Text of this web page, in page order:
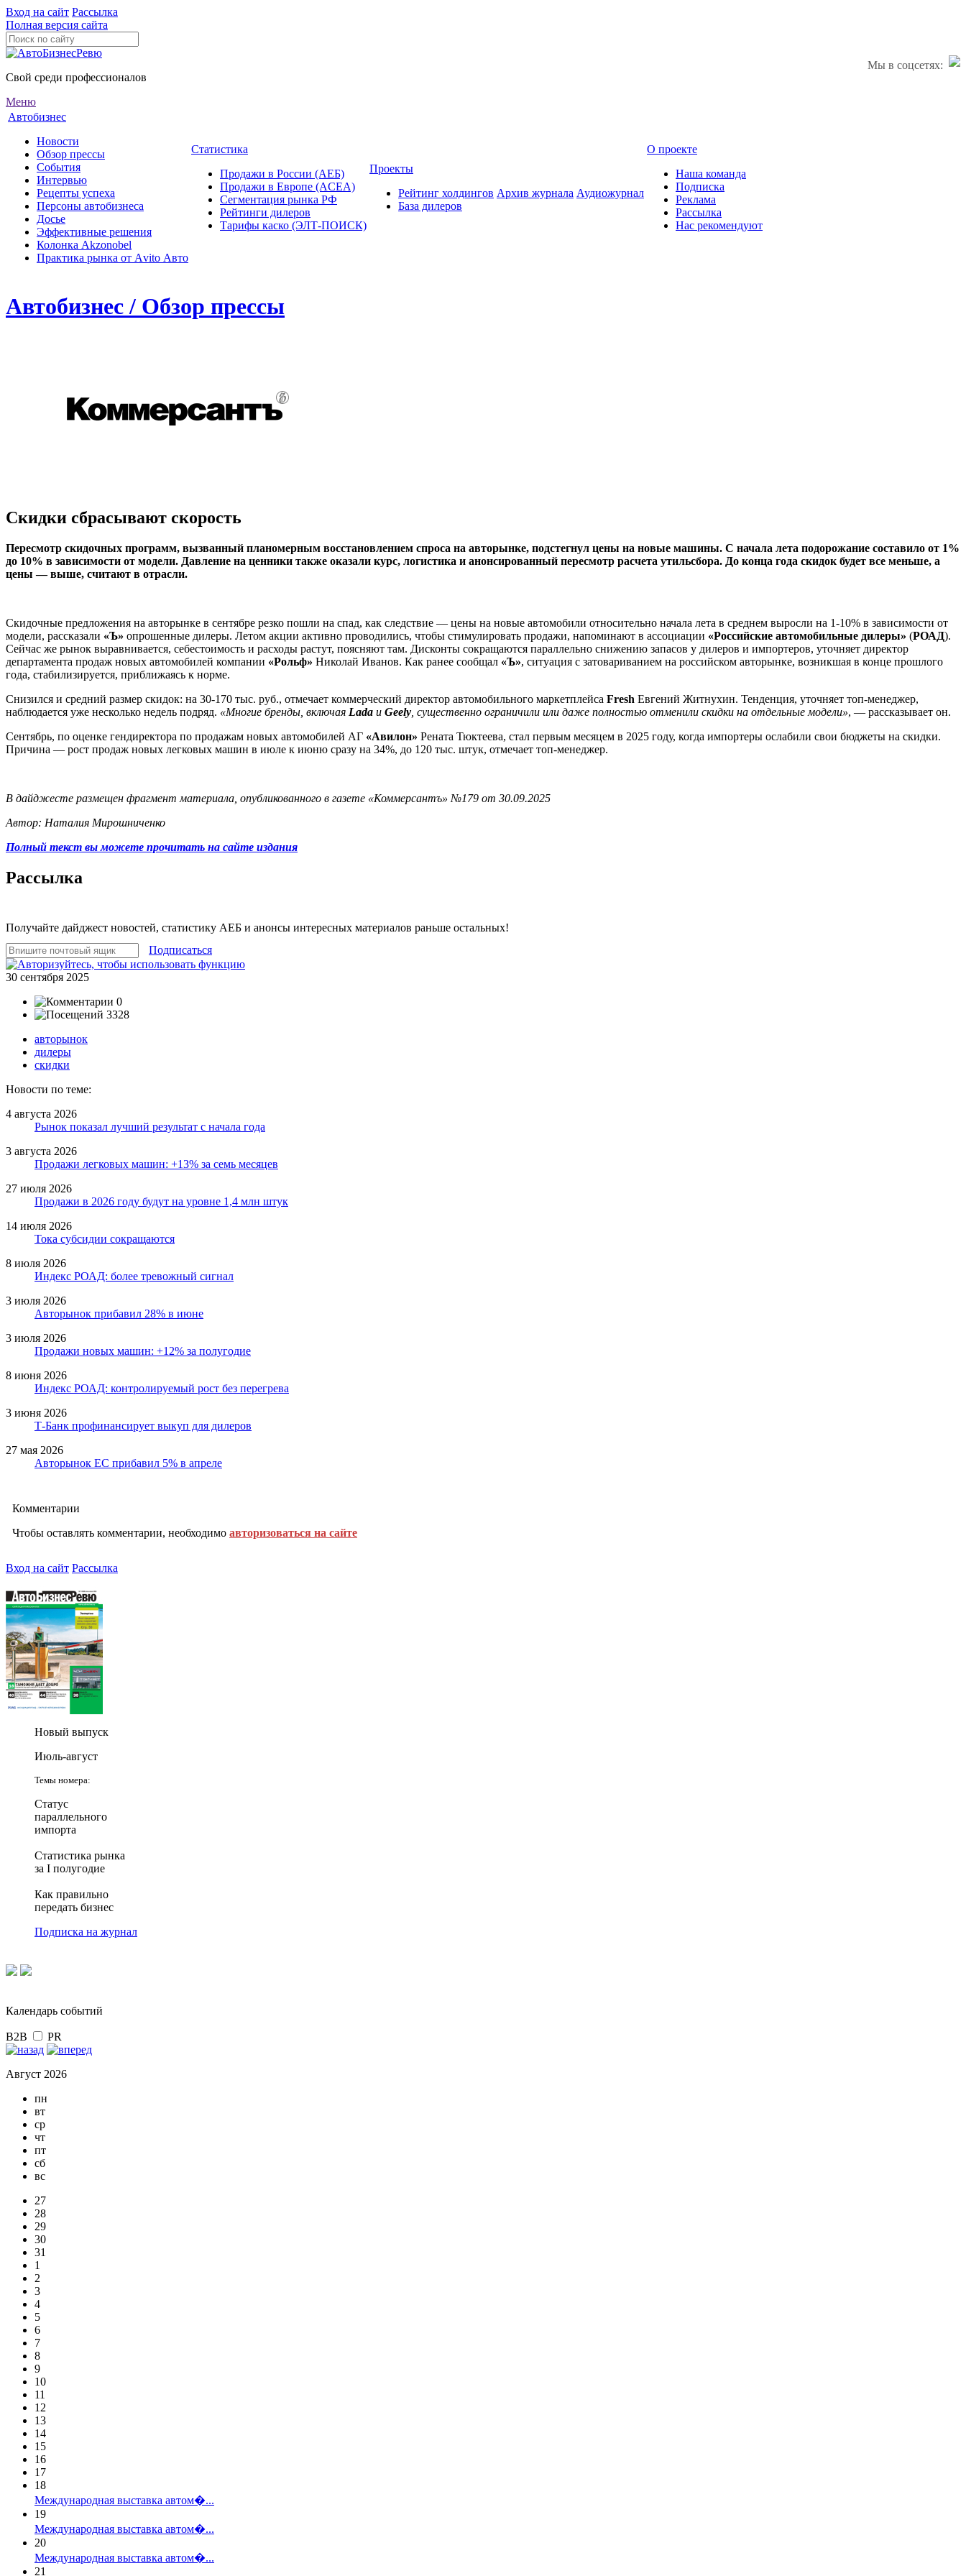
Вход на сайт Рассылка
Полная версия сайта
Мы в соцсетях:
Свой среди профессионалов
Меню
Автобизнес
Новости
Обзор прессы
События
Интервью
Рецепты успеха
Персоны автобизнеса
Досье
Эффективные решения
Колонка Akzonobel
Практика рынка от Аvito Авто
Статистика
Продажи в России (АЕБ)
Продажи в Европе (ACEA)
Сегментация рынка РФ
Рейтинги дилеров
Тарифы каско (ЭЛТ-ПОИСК)
Проекты
Рейтинг холдингов
База дилеров
Архив журнала Аудиожурнал
О проекте
Наша команда
Подписка
Реклама
Рассылка
Нас рекомендуют
Автобизнес / Обзор прессы
Скидки сбрасывают скорость
Пересмотр скидочных программ, вызванный планомерным восстановлением спроса на авторынке, подстегнул цены на новые машины. С начала лета подорожание составило от 1%
до 10% в зависимости от модели. Давление на ценники также оказали курс, логистика и анонсированный пересмотр расчета утильсбора. До конца года скидок будет все меньше, а
цены — выше, считают в отрасли.
Скидочные предложения на авторынке в сентябре резко пошли на спад, как следствие — цены на новые автомобили относительно начала лета в среднем выросли на 1-10% в зависимости от
модели, рассказали «Ъ» опрошенные дилеры. Летом акции активно проводились, чтобы стимулировать продажи, напоминают в ассоциации «Российские автомобильные дилеры» (РОАД).
Сейчас же рынок выравнивается, себестоимость и расходы растут, поясняют там. Дисконты сокращаются параллельно снижению запасов у дилеров и импортеров, уточняет директор
департамента продаж новых автомобилей компании «Рольф» Николай Иванов. Как ранее сообщал «Ъ», ситуация с затовариванием на российском авторынке, возникшая в конце прошлого
года, стабилизируется, приближаясь к норме.
Снизился и средний размер скидок: на 30-170 тыс. руб., отмечает коммерческий директор автомобильного маркетплейса Fresh Евгений Житнухин. Тенденция, уточняет топ-менеджер,
наблюдается уже несколько недель подряд. «Многие бренды, включая Lada и Geely , существенно ограничили или даже полностью отменили скидки на отдельные модели», — рассказывает он.
Сентябрь, по оценке гендиректора по продажам новых автомобилей АГ «Авилон» Рената Тюктеева, стал первым месяцем в 2025 году, когда импортеры ослабили свои бюджеты на скидки.
Причина — рост продаж новых легковых машин в июле к июню сразу на 34%, до 120 тыс. штук, отмечает топ-менеджер.
В дайджесте размещен фрагмент материала, опубликованного в газете «Коммерсантъ» №179 от 30.09.2025
Автор: Наталия Мирошниченко
Полный текст вы можете прочитать на сайте издания
Рассылка
Получайте дайджест новостей, статистику АЕБ и анонсы интересных материалов раньше остальных!
Подписаться
30 сентября 2025
0
3328
авторынок
дилеры
скидки
Новости по теме:
4 августа 2026
Рынок показал лучший результат с начала года
3 августа 2026
Продажи легковых машин: +13% за семь месяцев
27 июля 2026
Продажи в 2026 году будут на уровне 1,4 млн штук
14 июля 2026
Тока субсидии сокращаются
8 июля 2026
Индекс РОАД: более тревожный сигнал
3 июля 2026
Авторынок прибавил 28% в июне
3 июля 2026
Продажи новых машин: +12% за полугодие
8 июня 2026
Индекс РОАД: контролируемый рост без перегрева
3 июня 2026
Т-Банк профинансирует выкуп для дилеров
27 мая 2026
Авторынок ЕС прибавил 5% в апреле
Комментарии
Чтобы оставлять комментарии, необходимо авторизоваться на сайте
Вход на сайт Рассылка
Новый выпуск
Июль-август
Темы номера:
Статус
параллельного
импорта
Статистика рынка
за I полугодие
Как правильно
передать бизнес
Подписка на журнал
Календарь событий
B2B PR
Август 2026
пн
вт
ср
чт
пт
сб
вс
27
28
29
30
31
1
2
3
4
5
6
7
8
9
10
11
12
13
14
15
16
17
18
Международная выставка автом�...
19
Международная выставка автом�...
20
Международная выставка автом�...
21